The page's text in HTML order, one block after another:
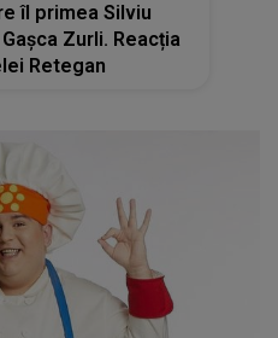
îl primea Silviu
Zurli. Reacția
Retegan